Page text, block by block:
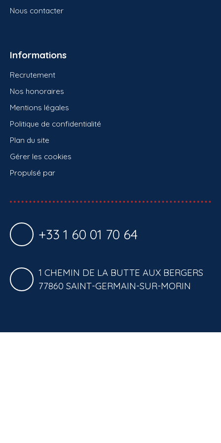
Nous contacter
Informations
Recrutement
Nos honoraires
Mentions légales
Politique de confidentialité
Plan du site
Gérer les cookies
Propulsé par
+33 1 60 01 70 64
1 CHEMIN DE LA BUTTE AUX BERGERS
77860 SAINT-GERMAIN-SUR-MORIN